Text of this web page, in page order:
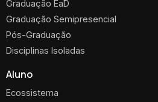
Graduação EaD
Graduação Semipresencial
Pós-Graduação
Disciplinas Isoladas
Aluno
Ecossistema